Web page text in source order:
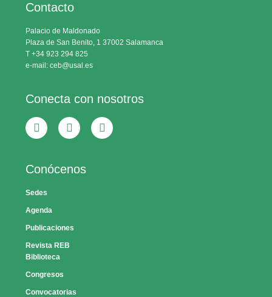
Contacto
Palacio de Maldonado
Plaza de San Benito, 1 37002 Salamanca
T +34 923 294 825
e-mail: ceb@usal.es
Conecta con nosotros
Conócenos
Sedes
Agenda
Publicaciones
Revista REB
Biblioteca
Congresos
Convocatorias